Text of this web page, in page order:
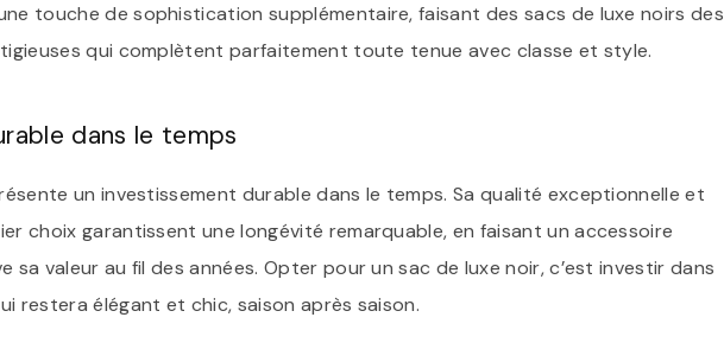
touche de sophistication supplémentaire, faisant des sacs de luxe noirs des
qui complètent parfaitement toute tenue avec classe et style.
dans le temps
un investissement durable dans le temps. Sa qualité exceptionnelle et
choix garantissent une longévité remarquable, en faisant un accessoire
sa valeur au fil des années. Opter pour un sac de luxe noir, c’est investir dans
restera élégant et chic, saison après saison.